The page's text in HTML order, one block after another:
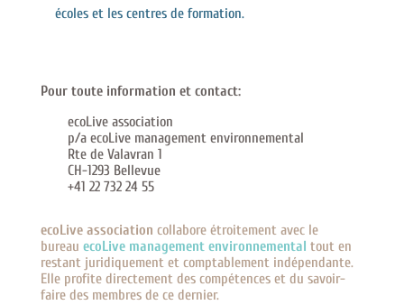
écoles et les centres de formation.
Pour toute information et contact:
ecoLive association
p/a ecoLive management environnemental
Rte de Valavran 1
CH-1293 Bellevue
+41 22 732 24 55
ecoLive association collabore étroitement avec le
bureau ecoLive management environnemental tout en
restant juridiquement et comptablement indépendante.
Elle profite directement des compétences et du savoir-
faire des membres de ce dernier.